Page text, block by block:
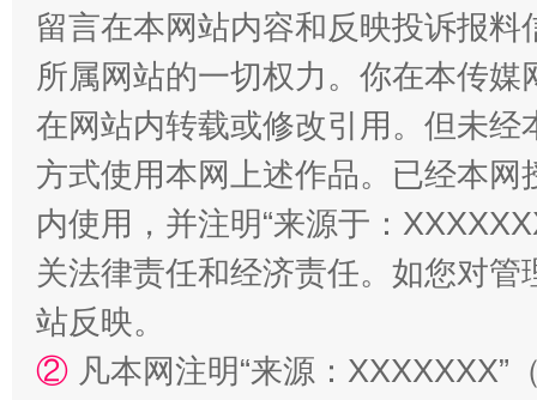
国家大学科技园优化重塑工作
留言在本网站内容和反映投诉报
所属网站的一切权力。你在本传
在网站内转载或修改引用。但未
方式使用本网上述作品。已经本
内使用，并注明“来源于：
关法律责任和经济责任。如您对
站反映。
② 凡本网注明“来源：